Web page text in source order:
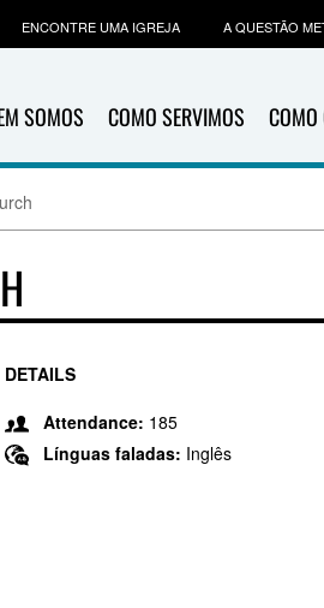
SOMOS COMO SERVIMOS COMO
ENCONTRE UMA IGREJA A QUESTÃO
DETAILS
Attendance: 185
Línguas faladas: Inglês